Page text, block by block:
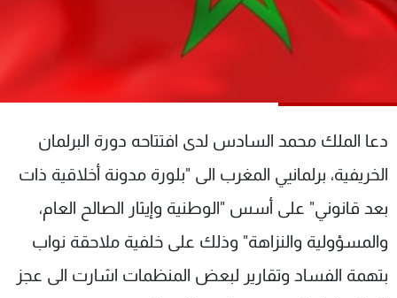
دعا الملك محمد السادس لدى افتتاحه دورة البرلمان
الخريفية، برلمانيي المغرب الى "بلورة مدونة أخلاقية ذات
بعد قانوني" على أسس "الوطنية وإيثار الصالح العام،
والمسؤولية والنزاهة" وذلك على خلفية ملاحقة نواب
بتهمة الفساد وتقارير لبعض المنظمات اشارت الى عجز
عن MTV
الإنـتـاج
لاعلاناتكم
وظائف
تواصل معنا
شروط الإسـتخدام